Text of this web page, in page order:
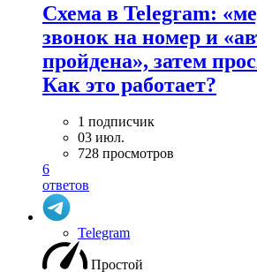
Схема в Telegram:
звонок на номер и
пройдена», затем
Как это работает?
1 подписчик
03 июл.
728 просмотров
6
ответов
Telegram
Простой